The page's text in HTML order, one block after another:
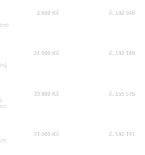
2 600 Kč č. 182 345
21 000 Kč č. 182 149
33 800 Kč č. 155 575
21 000 Kč č. 182 141